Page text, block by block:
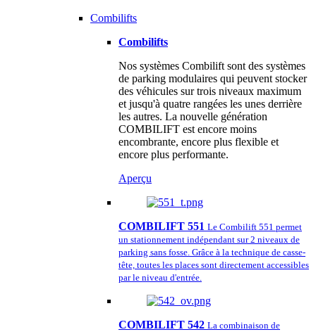
Combilifts
Combilifts
Nos systèmes Combilift sont des systèmes
de parking modulaires qui peuvent stocker
des véhicules sur trois niveaux maximum
et jusqu'à quatre rangées les unes derrière
les autres. La nouvelle génération
COMBILIFT est encore moins
encombrante, encore plus flexible et
encore plus performante.
Aperçu
COMBILIFT 551 Le Combilift 551 permet
un stationnement indépendant sur 2 niveaux de
parking sans fosse. Grâce à la technique de casse-
tête, toutes les places sont directement accessibles
par le niveau d'entrée.
COMBILIFT 542 La combinaison de